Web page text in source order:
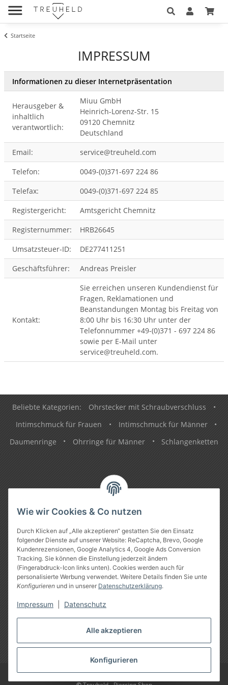
Alle akzeptieren
Konfigurieren
Wie wir Cookies & Co nutzen
Durch Klicken auf „Alle akzeptieren“ gestatten Sie den Einsatz
folgender Dienste auf unserer Website: ReCaptcha, Brevo, Google
Kundenrezensionen, Google Analytics 4, Google Ads Conversion
Tracking. Sie können die Einstellung jederzeit ändern
(Fingerabdruck-Icon links unten). Cookies werden auch für
personalisierte Werbung verwendet. Weitere Details finden Sie unte
Konfigurieren und in unserer Datenschutzerklärung.
Impressum Datenschutz
Startseite
IMPRESSUM
Informationen zu dieser Internetpräsentation
Herausgeber &
inhaltlich
verantwortlich:
Miuu GmbH
Heinrich-Lorenz-Str. 15
09120 Chemnitz
Deutschland
Email:
service@treuheld.com
Telefon:
0049-(0)371-697 224 86
Telefax:
0049-(0)371-697 224 85
Registergericht:
Amtsgericht Chemnitz
Registernummer:
HRB26645
Umsatzsteuer-ID:
DE277411251
Geschäftsführer:
Andreas Preisler
Kontakt:
Sie erreichen unseren Kundendienst für
Fragen, Reklamationen und
Beanstandungen Montag bis Freitag von
8:00 Uhr bis 16:30 Uhr unter der
Telefonnummer +49-(0)371 - 697 224 86
sowie per E-Mail unter
service@treuheld.com.
Beliebte Kategorien: Ohrstecker mit Schraubverschluss
•
Intimschmuck für Frauen
• Intimschmuck für Männer
•
Daumenringe
• Ohrringe für Männer • Schlangenketten
Informationen
Vertrag widerrufen
* Alle Preise inkl. gesetzlicher USt., zzgl.Versand
Google Analytics deaktivieren